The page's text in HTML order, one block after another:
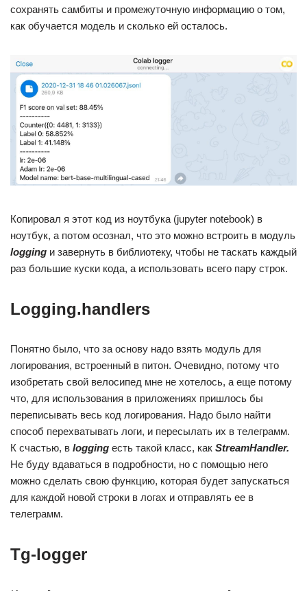
сохранять самбиты и промежуточную информацию о том,
как обучается модель и сколько ей осталось.
Копировал я этот код из ноутбука (jupyter notebook) в
ноутбук, а потом осознал, что это можно встроить в модуль
logging и завернуть в библиотеку, чтобы не таскать каждый
раз большие куски кода, а использовать всего пару строк.
Logging.handlers
Понятно было, что за основу надо взять модуль для
логирования, встроенный в питон. Очевидно, потому что
изобретать свой велосипед мне не хотелось, а еще потому
что, для использования в приложениях пришлось бы
переписывать весь код логирования. Надо было найти
способ перехватывать логи, и пересылать их в телеграмм.
К счастью, в logging есть такой класс, как StreamHandler.
Не буду вдаваться в подробности, но с помощью него
можно сделать свою функцию, которая будет запускаться
для каждой новой строки в логах и отправлять ее в
телеграмм.
Tg-logger